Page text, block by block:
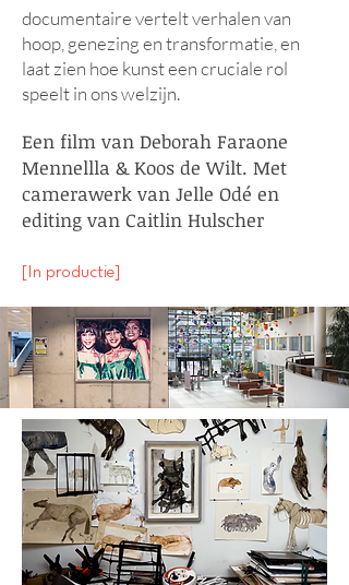
documentaire vertelt verhalen van
hoop, genezing en transformatie, en
laat zien hoe kunst een cruciale rol
speelt in ons welzijn.
Een film van Deborah Faraone
Mennellla & Koos de Wilt. Met
camerawerk van Jelle Odé en
editing van Caitlin Hulscher
[In productie]